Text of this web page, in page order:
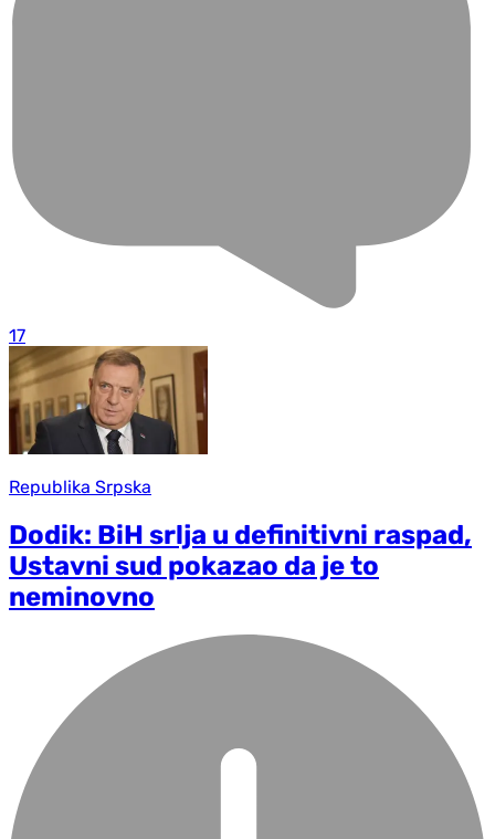
17
Republika Srpska
Dodik: BiH srlja u definitivni raspad,
Ustavni sud pokazao da je to
neminovno